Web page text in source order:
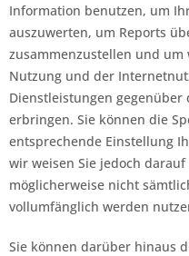
Information benutzen, um
auszuwerten, um Reports
zusammenzustellen und
Nutzung und der
Dienstleistungen
erbringen. Sie können die
entsprechende Einstellung
wir weisen Sie jedoch
möglicherweise nicht
vollumfänglich werden
Sie können darüber hinaus